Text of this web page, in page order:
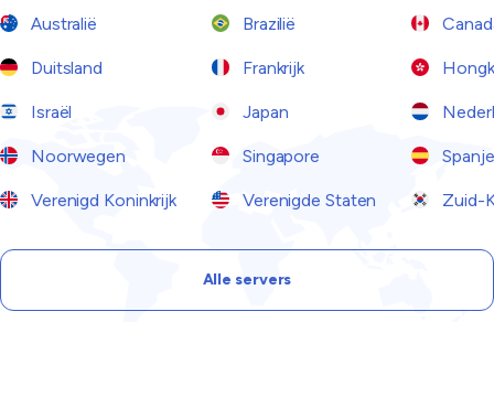
Australië Brazilië
Duitsland Frankrijk
Israël Japan
Noorwegen Singapore Spanje
Verenigd Koninkrijk Verenigde Staten Zuid-
Alle servers